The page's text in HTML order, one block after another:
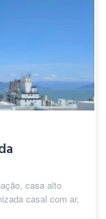
casa alto
casal com ar,